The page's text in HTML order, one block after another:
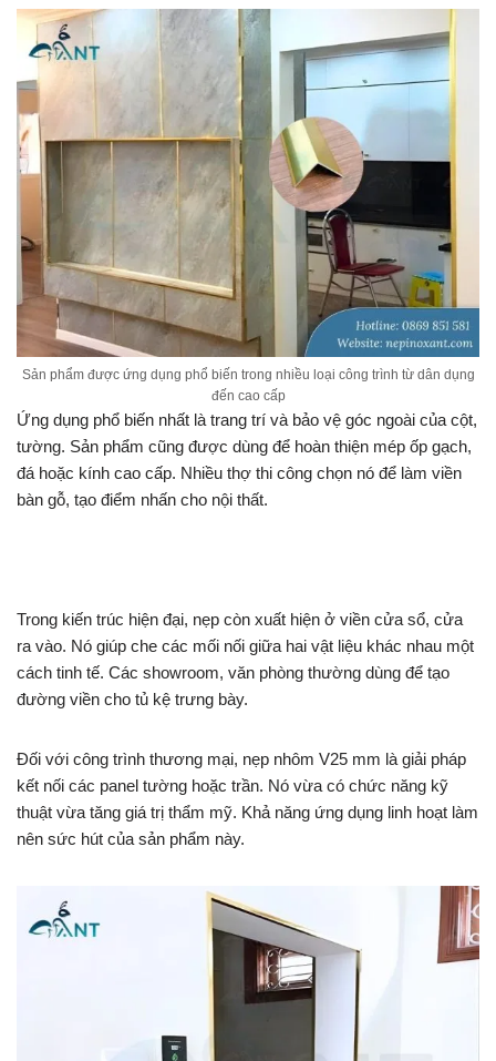
Sản phẩm được ứng dụng phổ biến trong nhiều loại công trình từ dân dụng
đến cao cấp
Ứng dụng phổ biến nhất là trang trí và bảo vệ góc ngoài của cột,
tường. Sản phẩm cũng được dùng để hoàn thiện mép ốp gạch,
đá hoặc kính cao cấp. Nhiều thợ thi công chọn nó để làm viền
bàn gỗ, tạo điểm nhấn cho nội thất.
Trong kiến trúc hiện đại, nẹp còn xuất hiện ở viền cửa sổ, cửa
ra vào. Nó giúp che các mối nối giữa hai vật liệu khác nhau một
cách tinh tế. Các showroom, văn phòng thường dùng để tạo
đường viền cho tủ kệ trưng bày.
Đối với công trình thương mại, nẹp nhôm V25 mm là giải pháp
kết nối các panel tường hoặc trần. Nó vừa có chức năng kỹ
thuật vừa tăng giá trị thẩm mỹ. Khả năng ứng dụng linh hoạt làm
nên sức hút của sản phẩm này.